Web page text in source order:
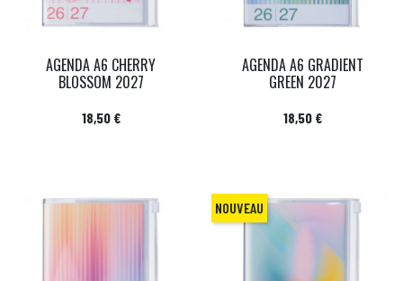
AGENDA A6 CHERRY
BLOSSOM 2027
Prix
18,50 €
AGENDA A6 GRADIENT
GREEN 2027
Prix
18,50 €
NOUVEAU